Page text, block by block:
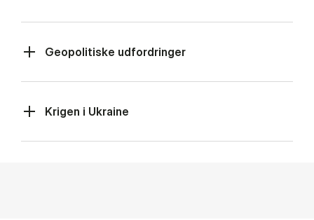
Geopolitiske udfordringer
Krigen i Ukraine